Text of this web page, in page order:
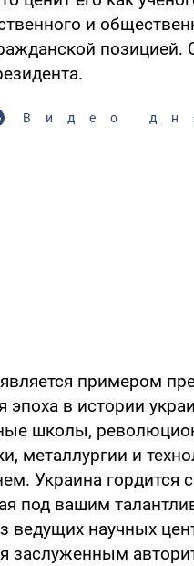
и
позицией.
Видео
примером
эпоха в истории
школы,
металлургии и
Украина гордится
под вашим
ведущих научных
заслуженным